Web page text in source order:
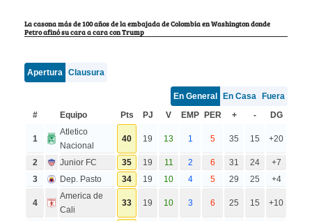
La casona más de 100 años de la embajada de Colombia en Washington donde
Petro afinó su cara a cara con Trump
Apertura Clausura
En General En Casa
Fuera
#
Equipo Pts PJ V EMP PER + - DG
1
Atletico
Nacional
40 19 13 1 5 35 15 +20
2 Junior FC 35 19 11 2 6 31 24
+7
3
Dep. Pasto 34 19 10 4 5 29 25 +4
4
America de
Cali
33 19 10 3 6 25 15 +10